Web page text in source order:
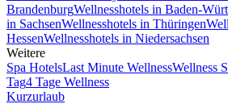
BrandenburgWellnesshotels in Baden-
in SachsenWellnesshotels in Thüringen
HessenWellnesshotels in Niedersachsen
Weitere
Spa HotelsLast Minute WellnessWellness
Tag4 Tage Wellness
Kurzurlaub